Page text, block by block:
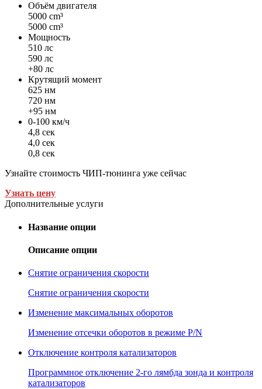
Объём двигателя
5000 cm³
5000 cm³
Мощность
510 лс
590 лс
+80 лс
Крутящий момент
625 нм
720 нм
+95 нм
0-100 км/ч
4,8 сек
4,0 сек
0,8 сек
Узнайте стоимость ЧИП-тюнинга уже сейчас
Узнать цену
Дополнительные услуги
Название опции
Описание опции
Снятие ограничения скорости
Снятие ограничения скорости
Изменение максимальных оборотов
Изменение отсечки оборотов в режиме P/N
Отключение контроля катализаторов
Программное отключение 2-го лямбда зонда и контроля
катализаторов